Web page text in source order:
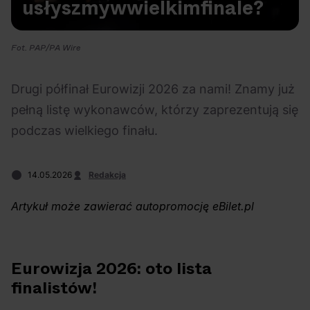
Na czasie
Polecane Scena Impostora 06.08.2026
prawdziwym fanem
Chivasa?
jednoczącą fanów
Bring Me The Horizon Ciekawostki
usłyszmywwielkimfinale?
Fot. PAP/PA Wire
Drugi półfinał Eurowizji 2026 za nami! Znamy już
pełną listę wykonawców, którzy zaprezentują się
podczas wielkiego finału.
14.05.2026 Redakcja
Artykuł może zawierać autopromocję eBilet.pl
Eurowizja 2026: oto lista
finalistów!